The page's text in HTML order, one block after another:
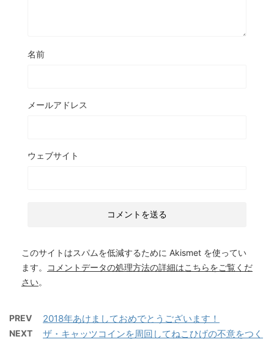
名前
メールアドレス
ウェブサイト
このサイトはスパムを低減するために Akismet を使ってい
ます。
コメントデータの処理方法の詳細はこちらをご覧くだ
さい。
PREV 2018年あけましておめでとうございます！
NEXT
ザ・キャッツコインを周回してねこひげの不意をつく